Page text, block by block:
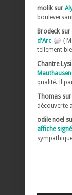
molik sur
Brodeck sur
d'Arc
{
tellement
Chantre
Mauthausen
qualité. Il
Thomas sur
découverte
odile noel
affiche